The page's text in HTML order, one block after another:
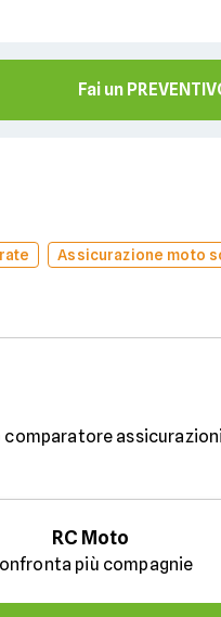
Fai un
Assicurazione moto
RC Moto
più compagnie